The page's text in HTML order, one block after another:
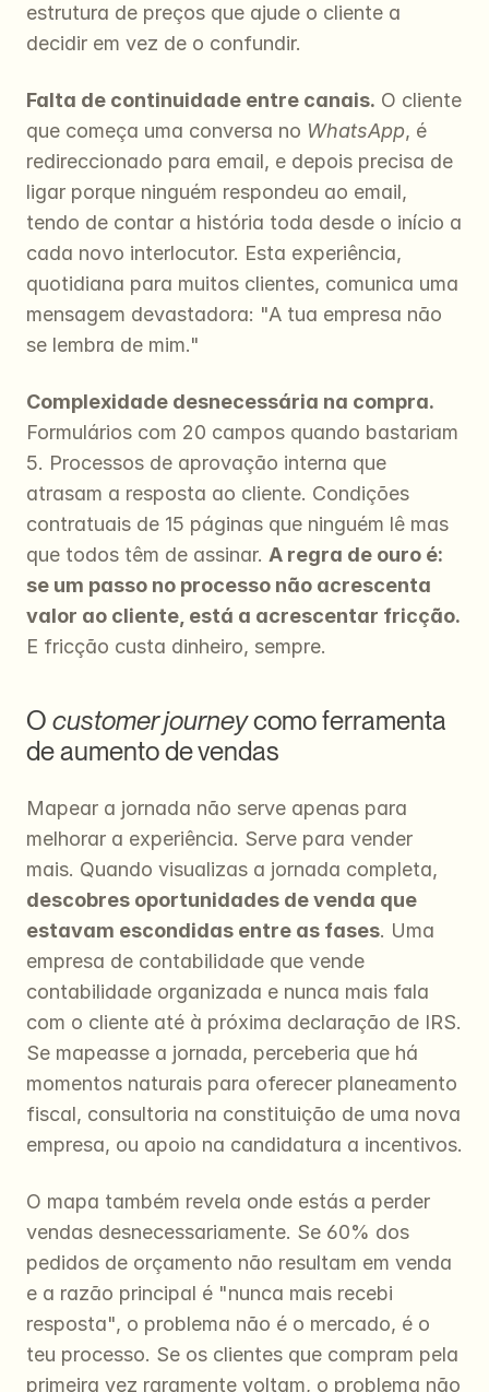
estrutura de preços que ajude o cliente a
decidir em vez de o confundir.
Falta de continuidade entre canais. O cliente
que começa uma conversa no WhatsApp, é
redireccionado para email, e depois precisa de
ligar porque ninguém respondeu ao email,
tendo de contar a história toda desde o início a
cada novo interlocutor. Esta experiência,
quotidiana para muitos clientes, comunica uma
mensagem devastadora: "A tua empresa não
se lembra de mim."
Complexidade desnecessária na compra.
Formulários com 20 campos quando bastariam
5. Processos de aprovação interna que
atrasam a resposta ao cliente. Condições
contratuais de 15 páginas que ninguém lê mas
que todos têm de assinar. A regra de ouro é:
se um passo no processo não acrescenta
valor ao cliente, está a acrescentar fricção.
E fricção custa dinheiro, sempre.
O customer journey como ferramenta
de aumento de vendas
Mapear a jornada não serve apenas para
melhorar a experiência. Serve para vender
descobres oportunidades de venda que
estavam escondidas entre as fases. Uma
empresa de contabilidade que vende
contabilidade organizada e nunca mais fala
com o cliente até à próxima declaração de IRS.
Se mapeasse a jornada, perceberia que há
momentos naturais para oferecer planeamento
fiscal, consultoria na constituição de uma nova
empresa, ou apoio na candidatura a incentivos.
O mapa também revela onde estás a perder
vendas desnecessariamente. Se 60% dos
pedidos de orçamento não resultam em venda
e a razão principal é "nunca mais recebi
resposta", o problema não é o mercado, é o
teu processo. Se os clientes que compram pela
primeira vez raramente voltam, o problema não